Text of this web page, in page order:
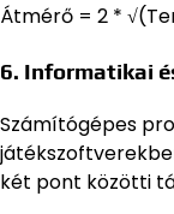
Átmérő = 2 *
6. Informatikai
Számítógépes
két pont közötti